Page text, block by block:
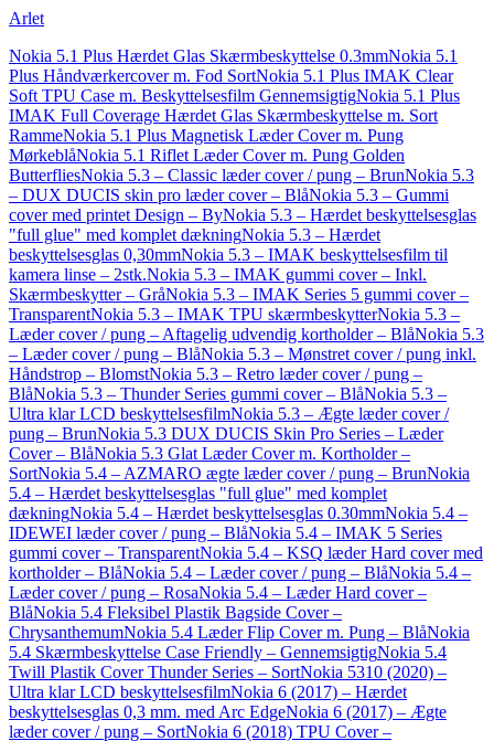
Arlet
Nokia 5.1 Plus Hærdet Glas Skærmbeskyttelse 0.3mmNokia 5.1
Plus Håndværkercover m. Fod SortNokia 5.1 Plus IMAK Clear
Soft TPU Case m. Beskyttelsesfilm GennemsigtigNokia 5.1 Plus
IMAK Full Coverage Hærdet Glas Skærmbeskyttelse m. Sort
RammeNokia 5.1 Plus Magnetisk Læder Cover m. Pung
MørkeblåNokia 5.1 Riflet Læder Cover m. Pung Golden
ButterfliesNokia 5.3 – Classic læder cover / pung – BrunNokia 5.3
– DUX DUCIS skin pro læder cover – BlåNokia 5.3 – Gummi
cover med printet Design – ByNokia 5.3 – Hærdet beskyttelsesglas
"full glue" med komplet dækningNokia 5.3 – Hærdet
beskyttelsesglas 0,30mmNokia 5.3 – IMAK beskyttelsesfilm til
kamera linse – 2stk.Nokia 5.3 – IMAK gummi cover – Inkl.
Skærmbeskytter – GråNokia 5.3 – IMAK Series 5 gummi cover –
TransparentNokia 5.3 – IMAK TPU skærmbeskytterNokia 5.3 –
Læder cover / pung – Aftagelig udvendig kortholder – BlåNokia 5.3
– Læder cover / pung – BlåNokia 5.3 – Mønstret cover / pung inkl.
Håndstrop – BlomstNokia 5.3 – Retro læder cover / pung –
BlåNokia 5.3 – Thunder Series gummi cover – BlåNokia 5.3 –
Ultra klar LCD beskyttelsesfilmNokia 5.3 – Ægte læder cover /
pung – BrunNokia 5.3 DUX DUCIS Skin Pro Series – Læder
Cover – BlåNokia 5.3 Glat Læder Cover m. Kortholder –
SortNokia 5.4 – AZMARO ægte læder cover / pung – BrunNokia
5.4 – Hærdet beskyttelsesglas "full glue" med komplet
dækningNokia 5.4 – Hærdet beskyttelsesglas 0.30mmNokia 5.4 –
IDEWEI læder cover / pung – BlåNokia 5.4 – IMAK 5 Series
gummi cover – TransparentNokia 5.4 – KSQ læder Hard cover med
kortholder – BlåNokia 5.4 – Læder cover / pung – BlåNokia 5.4 –
Læder cover / pung – RosaNokia 5.4 – Læder Hard cover –
BlåNokia 5.4 Fleksibel Plastik Bagside Cover –
ChrysanthemumNokia 5.4 Læder Flip Cover m. Pung – BlåNokia
5.4 Skærmbeskyttelse Case Friendly – GennemsigtigNokia 5.4
Twill Plastik Cover Thunder Series – SortNokia 5310 (2020) –
Ultra klar LCD beskyttelsesfilmNokia 6 (2017) – Hærdet
beskyttelsesglas 0,3 mm. med Arc EdgeNokia 6 (2017) – Ægte
læder cover / pung – SortNokia 6 (2018) TPU Cover –